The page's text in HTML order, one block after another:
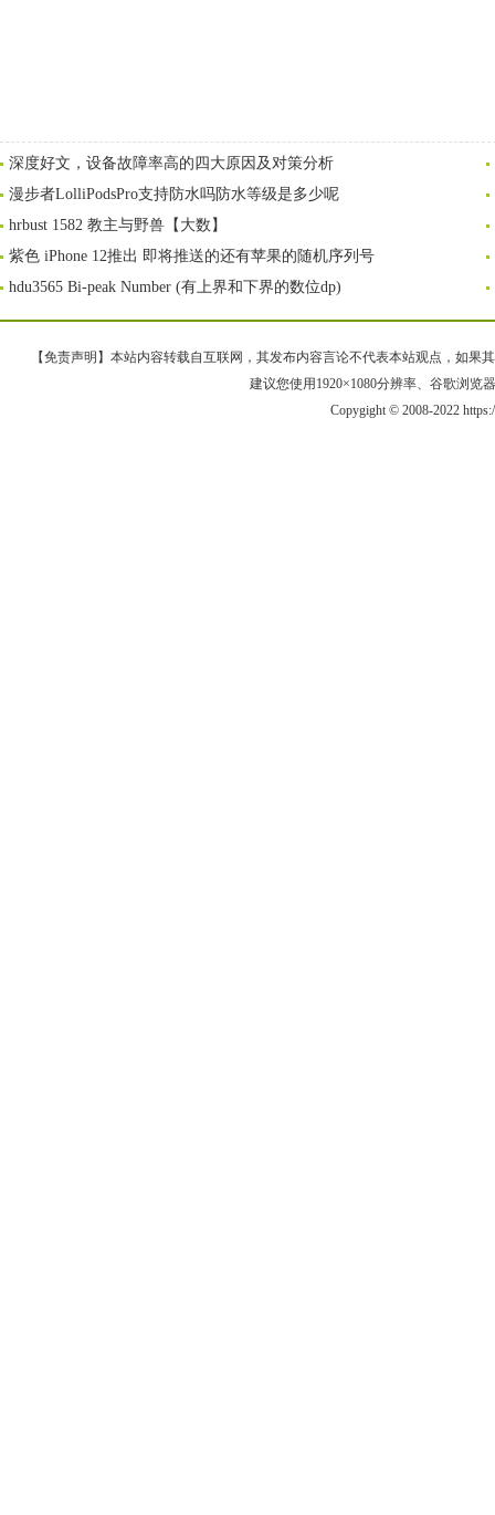
深度好文，设备故障率高的四大原因及对策分析
漫步者LolliPodsPro支持防水吗防水等级是多少呢
hrbust 1582 教主与野兽【大数】
紫色 iPhone 12推出 即将推送的还有苹果的随机序列号
hdu3565 Bi-peak Number (有上界和下界的数位dp)
【免责声明】本站内容转载自互联网，其发布内容言论不代表本站观点，如果
建议您使用1920×1080分辨率、谷歌浏览
Copygight © 2008-2022